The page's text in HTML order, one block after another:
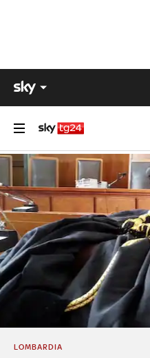
LOMBARDIA